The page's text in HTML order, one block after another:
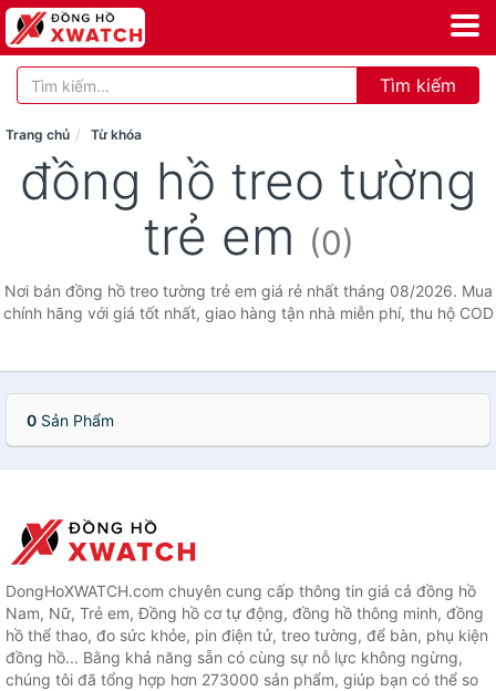
Tìm kiếm
Trang chủ Từ khóa
đồng hồ treo tường
trẻ em (0)
Nơi bán đồng hồ treo tường trẻ em giá rẻ nhất tháng 08/2026. Mua
chính hãng với giá tốt nhất, giao hàng tận nhà miễn phí, thu hộ COD
0 Sản Phẩm
DongHoXWATCH.com chuyên cung cấp thông tin giá cả đồng hồ
Nam, Nữ, Trẻ em, Đồng hồ cơ tự động, đồng hồ thông minh, đồng
hồ thể thao, đo sức khỏe, pin điện tử, treo tường, để bàn, phụ kiện
đồng hồ... Bằng khả năng sẵn có cùng sự nỗ lực không ngừng,
chúng tôi đã tổng hợp hơn 273000 sản phẩm, giúp bạn có thể so